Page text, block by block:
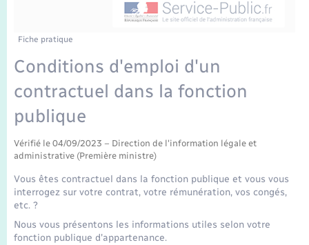
Mariage – PACS
Parrainage civil
Recensement
Fiche pratique
Conditions d'emploi d'un
contractuel dans la fonction
publique
Vérifié le 04/09/2023 – Direction de l'information légale et
administrative (Première ministre)
Vous êtes contractuel dans la fonction publique et vous vous
interrogez sur votre contrat, votre rémunération, vos congés,
etc. ?
Nous vous présentons les informations utiles selon votre
fonction publique d'appartenance.